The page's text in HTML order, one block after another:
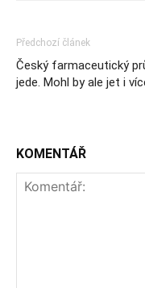
Předchozí článek
Český farmaceutický
jede. Mohl by ale jet i
KOMENTÁŘ